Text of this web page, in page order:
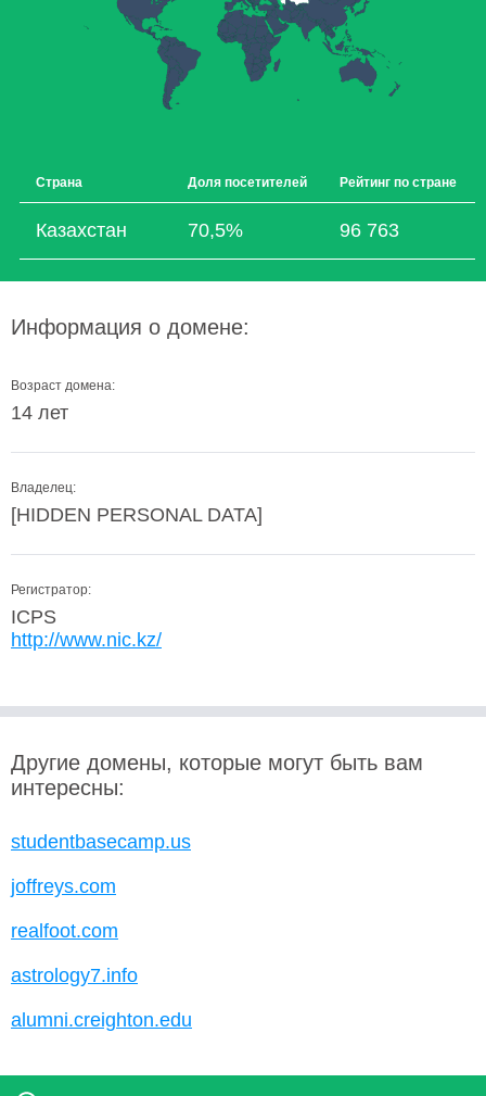
Страна Доля посетителей Рейтинг по стране
Казахстан 70,5% 96 763
Информация о домене:
Возраст домена:
14 лет
Владелец:
[HIDDEN PERSONAL DATA]
Регистратор:
ICPS
http://www.nic.kz/
Другие домены, которые могут быть вам
интересны:
studentbasecamp.us
joffreys.com
realfoot.com
astrology7.info
alumni.creighton.edu